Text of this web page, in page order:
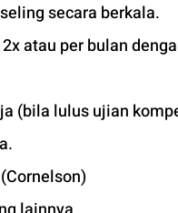
secara berkala.
atau per bulan
(bila lulus ujian